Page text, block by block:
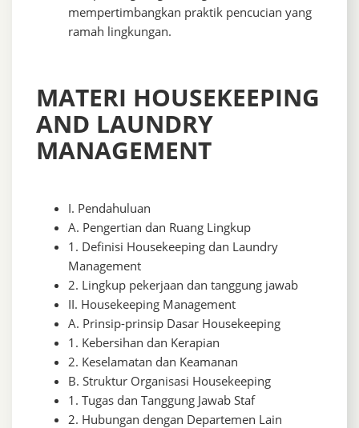
mempertimbangkan praktik pencucian yang
ramah lingkungan.
MATERI HOUSEKEEPING
AND LAUNDRY
MANAGEMENT
I. Pendahuluan
A. Pengertian dan Ruang Lingkup
1. Definisi Housekeeping dan Laundry
Management
2. Lingkup pekerjaan dan tanggung jawab
II. Housekeeping Management
A. Prinsip-prinsip Dasar Housekeeping
1. Kebersihan dan Kerapian
2. Keselamatan dan Keamanan
B. Struktur Organisasi Housekeeping
1. Tugas dan Tanggung Jawab Staf
2. Hubungan dengan Departemen Lain